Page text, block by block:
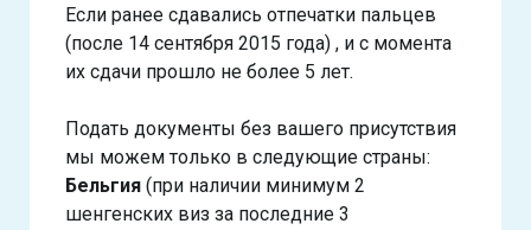
Если ранее сдавались отпечатки пальцев
(после 14 сентября 2015 года) , и с момента
их сдачи прошло не более 5 лет.
Подать документы без вашего присутствия
мы можем только в следующие страны:
Бельгия (при наличии минимум 2
шенгенских виз за последние 3